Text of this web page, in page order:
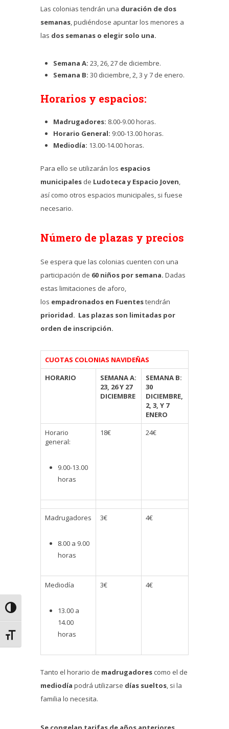
Alternar alto contraste
Alternar tamaño de letra
Las colonias tendrán una duración de dos
semanas, pudiéndose apuntar los menores a
las dos semanas o elegir solo una.
Semana A: 23, 26, 27 de diciembre.
Semana B: 30 diciembre, 2, 3 y 7 de enero.
Horarios y espacios:
Madrugadores: 8.00-9.00 horas.
Horario General: 9:00-13.00 horas.
Mediodía: 13.00-14.00 horas.
Para ello se utilizarán los espacios
municipales de Ludoteca y Espacio Joven,
así como otros espacios municipales, si fuese
necesario.
Número de plazas y precios
Se espera que las colonias cuenten con una
participación de 60 niños por semana. Dadas
estas limitaciones de aforo,
los empadronados en Fuentestendrán
prioridad. Las plazas son limitadas por
orden de inscripción.
CUOTAS COLONIAS NAVIDEÑAS
HORARIO
SEMANA A:
23, 26 Y 27
DICIEMBRE
SEMANA B:
30
DICIEMBRE,
2, 3, Y 7
ENERO
Horario
general:
9.00-13.00
horas
18€ 24€
Madrugadores
8.00 a 9.00
horas
3€ 4€
Mediodía
13.00 a
14.00
horas
3€ 4€
Tanto el horario de madrugadores como el de
mediodía podrá utilizarse días sueltos, si la
familia lo necesita.